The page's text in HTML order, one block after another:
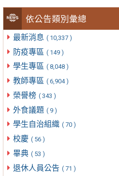
依公告類別彙總
最新消息 ( 10,337 )
防疫專區 ( 149 )
學生專區 ( 8,048 )
教師專區 ( 6,904 )
榮譽榜 ( 343 )
外食議題 ( 9 )
學生自治組織 ( 70 )
校慶 ( 56 )
畢典 ( 53 )
退休人員公告 ( 71 )